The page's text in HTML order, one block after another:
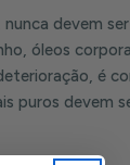
devem
óleos
é
puros devem